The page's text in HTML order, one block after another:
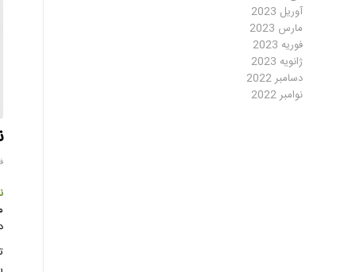
آوریل 2023
مارس 2023
فوریه 2023
ژانویه 2023
دسامبر 2022
نوامبر 2022